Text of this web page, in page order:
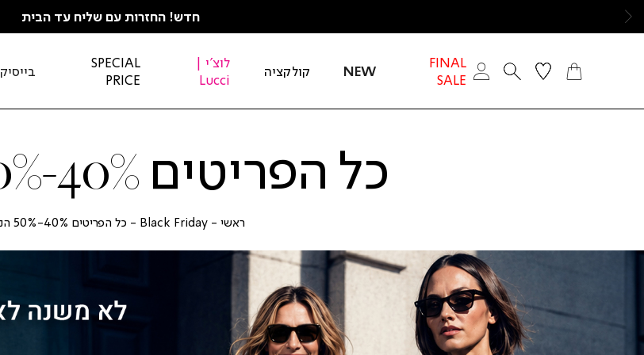
חדש! החזרות עם שליח עד הבית
FINAL
SALE
NEW קולקציה
לוצ'י |
Lucci
SPECIAL
PRICE
בייסיק
כל הפריטים 40%-50% הנחה
ראשי ראשי
Black Friday
Black
כל הפריטים 40%-50% הנחה
עמוד
מבצע